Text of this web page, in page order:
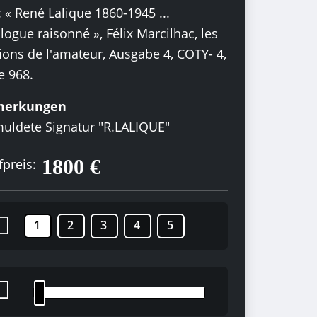
« René Lalique 1860-1945 ...
raisonné », Félix Marcilhac, les
de l'amateur, Ausgabe 4, COTY- 4,
968.
Signatur "R.LALIQUE"
1800 €
1 2 3 4 5